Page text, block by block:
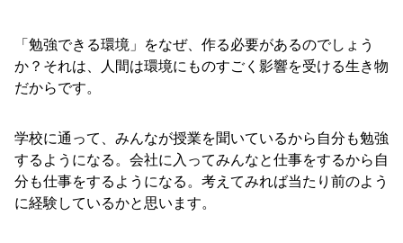
「勉強できる環境」をなぜ、作る必要があるのでしょう
か？それは、人間は環境にものすごく影響を受ける生き物
だからです。
学校に通って、みんなが授業を聞いているから自分も勉強
するようになる。会社に入ってみんなと仕事をするから自
分も仕事をするようになる。考えてみれば当たり前のよう
に経験しているかと思います。